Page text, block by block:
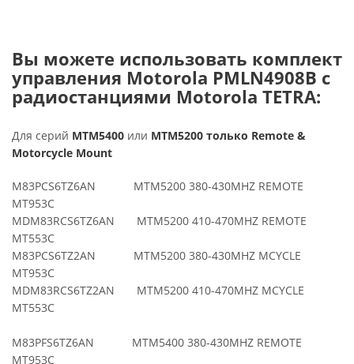
Вы можете использовать комплект
управления Motorola PMLN4908B с
радиостанциями Motorola TETRA:
Для серий MTM5400 или MTM5200 только Remote &
Motorcycle Mount
M83PCS6TZ6AN MTM5200 380-430MHZ REMOTE
MT953C
MDM83RCS6TZ6AN MTM5200 410-470MHZ REMOTE
MT553C
M83PCS6TZ2AN MTM5200 380-430MHZ MCYCLE
MT953C
MDM83RCS6TZ2AN MTM5200 410-470MHZ MCYCLE
MT553C
M83PFS6TZ6AN MTM5400 380-430MHZ REMOTE
MT953C